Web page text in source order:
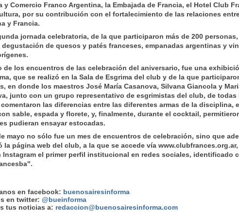
y Comercio Franco Argentina, la Embajada de Francia, el Hotel Club
por su contribución con el fortalecimiento de las relaciones
y Francia.
jornada celebratoria, de la que participaron más de 200
de quesos y patés franceses, empanadas argentinas y
de los encuentros de las celebración del aniversario, fue una
que se realizó en la Sala de Esgrima del club y de la que
en donde los maestros José María Casanova, Silvana Giancola y
junto con un grupo representativo de esgrimistas del club, de todas
las diferencias entre las diferentes armas de la disciplina,
sable, espada y florete, y, finalmente, durante el cocktail,
pudieran ensayar estocadas.
mayo no sólo fue un mes de encuentros de celebración, sino que
la página web del club, a la que se accede vía
Instagram el primer perfil institucional en redes sociales, identificado
en facebook: buenosairesinforma
en twitter: @bueinforma
tus noticias a: redaccion@buenosairesinforma.com